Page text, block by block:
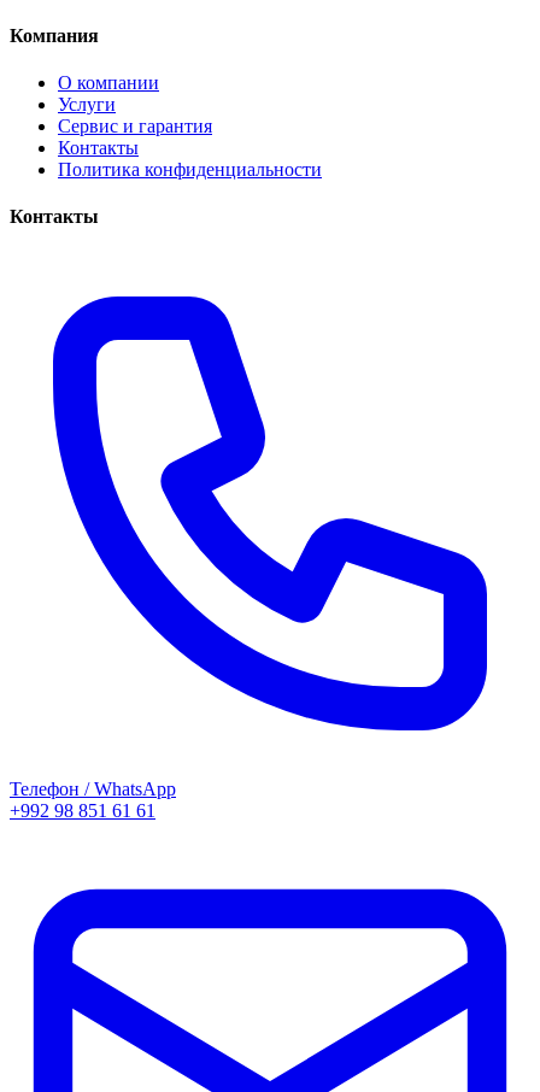
Компания
О компании
Услуги
Сервис и гарантия
Контакты
Политика конфиденциальности
Контакты
Телефон / WhatsApp
+992 98 851 61 61